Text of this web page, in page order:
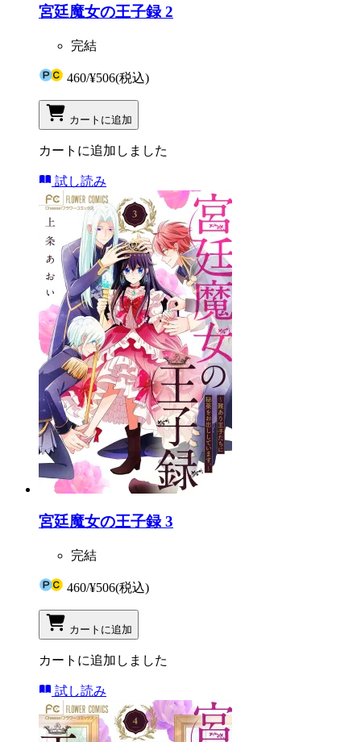
宮廷魔女の王子録 2
完結
460/¥506(税込)
カートに追加
カートに追加しました
試し読み
宮廷魔女の王子録 3
完結
460/¥506(税込)
カートに追加
カートに追加しました
試し読み